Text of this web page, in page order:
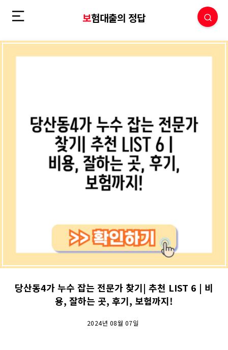
보험대출의 정답
당산동4가 누수 잡는 전문가 찾기| 추천 LIST 6 | 비
용, 잘하는 곳, 후기, 보험까지!
2024년 08월 07일